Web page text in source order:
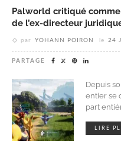
Palworld critiqué
de l’ex-directeur
par YOHANN POIRON le 24
PARTAGE
Depuis
entier se
part
LIRE